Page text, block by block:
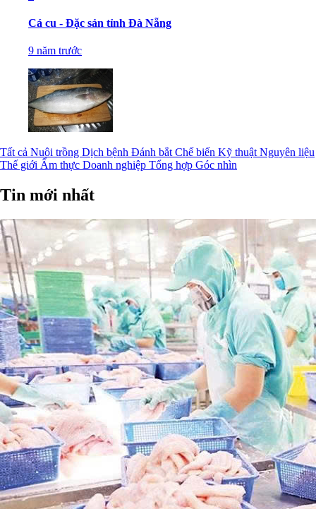
Cá cu - Đặc sản tỉnh Đà Nẵng
9 năm trước
Tất cả Nuôi trồng Dịch bệnh Đánh bắt Chế biến Kỹ thuật Nguyên liệu
Thế giới Ẩm thực Doanh nghiệp Tổng hợp Góc nhìn
Tin mới nhất